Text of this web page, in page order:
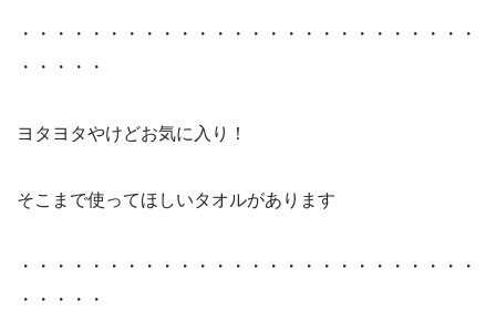
・・・・・・・・・・・・・・・・・・・・・・・・・・
・・・・・
ヨタヨタやけどお気に入り！
そこまで使ってほしいタオルがあります
・・・・・・・・・・・・・・・・・・・・・・・・・・
・・・・・